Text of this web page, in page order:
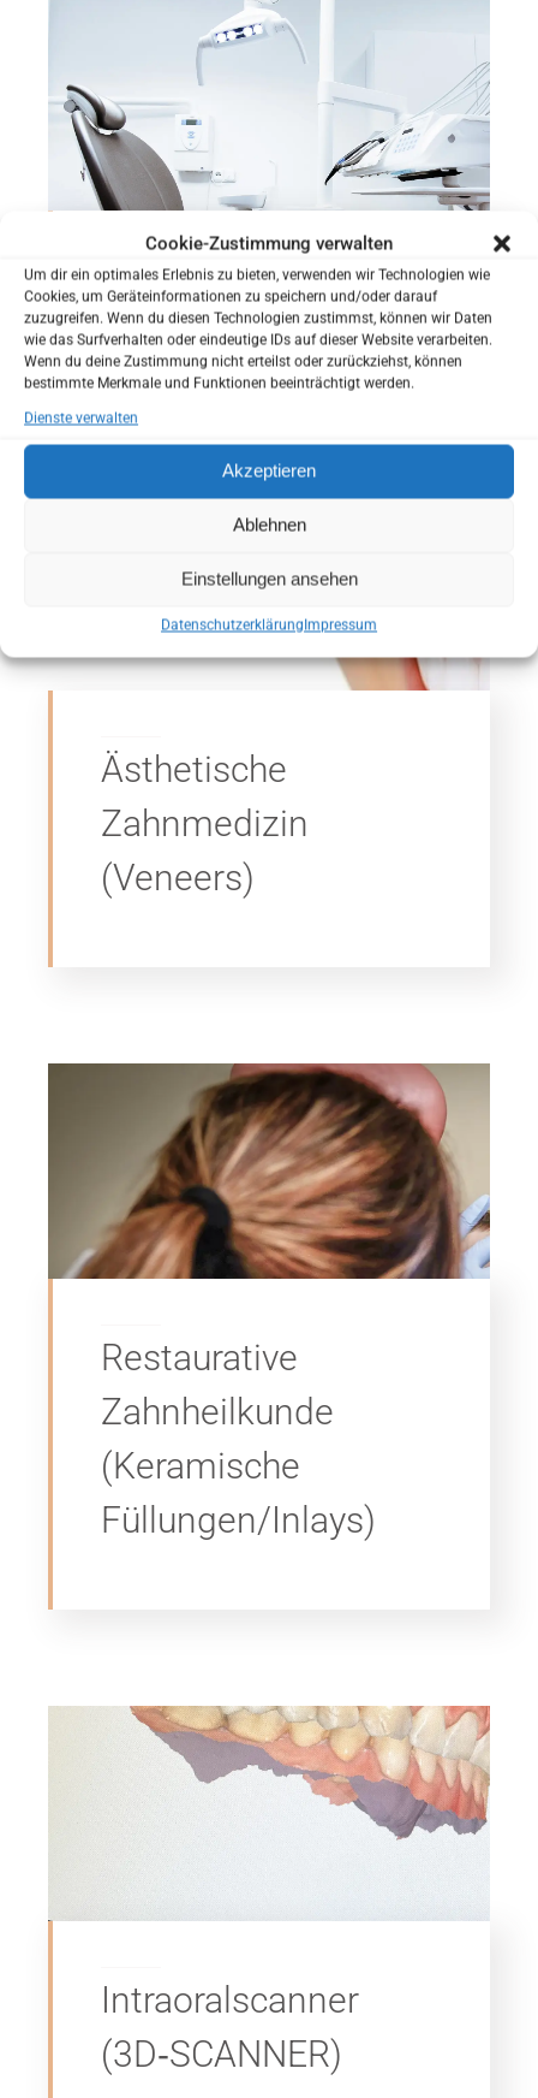
Cookie-Zustimmung verwalten
Um dir ein optimales Erlebnis zu bieten, verwenden wir Technologien wie
Cookies, um Geräteinformationen zu speichern und/oder darauf
zuzugreifen. Wenn du diesen Technologien zustimmst, können wir Daten
wie das Surfverhalten oder eindeutige IDs auf dieser Website verarbeiten.
Wenn du deine Zustimmung nicht erteilst oder zurückziehst, können
bestimmte Merkmale und Funktionen beeinträchtigt werden.
Dienste verwalten
Akzeptieren
Ablehnen
Einstellungen ansehen
DatenschutzerklärungImpressum
Schnarchtherapie
Ästhetische
Zahnmedizin
(Veneers)
Restaurative
Zahnheilkunde
(Keramische
Füllungen/Inlays)
Intraoralscanner
(3D‑SCANNER)
SIND SIE NEUPATIENT?
Sie können uns helfen Sie besser kennenzulernen
bevor Sie zu uns in die Praxis kommen.
Sie haben die Möglichkeit Ihren Anamnesebogen zu
Hause in Ruhe auszufüllen.
So können wir schon bei Ihrem ersten Besuch auf Ihre
individuellen Wünsche und Bedürfnisse eingehen.
Anamnesebogen